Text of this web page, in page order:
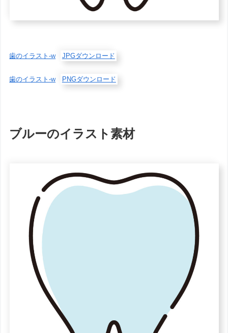
歯のイラスト-w JPGダウンロード
歯のイラスト-w PNGダウンロード
ブルーのイラスト素材